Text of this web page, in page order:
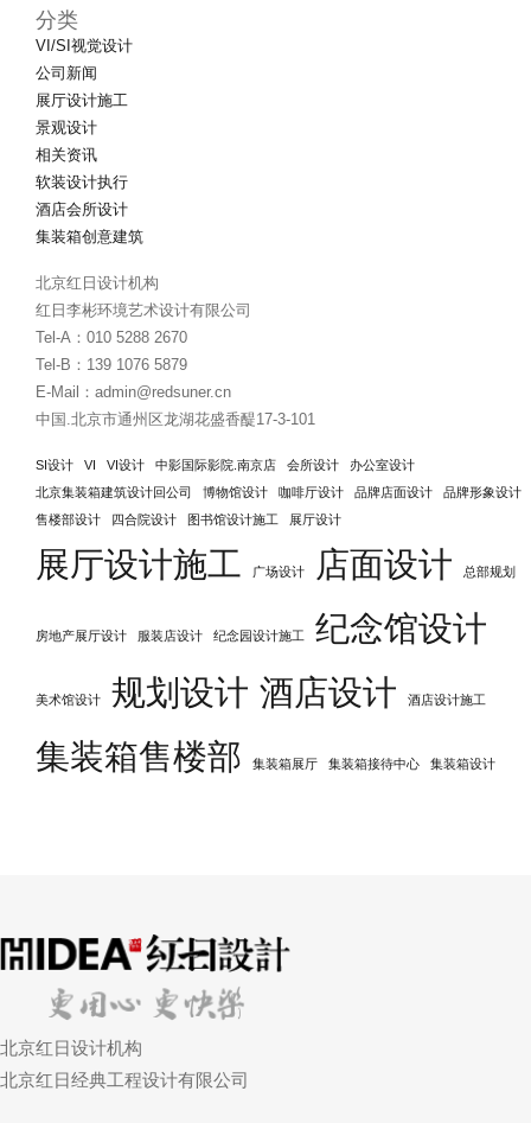
分类
VI/SI视觉设计
公司新闻
展厅设计施工
景观设计
相关资讯
软装设计执行
酒店会所设计
集装箱创意建筑
北京红日设计机构
红日李彬环境艺术设计有限公司
Tel-A：010 5288 2670
Tel-B：139 1076 5879
E-Mail：admin@redsuner.cn
中国.北京市通州区龙湖花盛香醍17-3-101
SI设计 VI VI设计 中影国际影院.南京店 会所设计
办公室设计
北京集装箱建筑设计回公司
博物馆设计 咖啡厅设计 品牌店面设计
品牌形象设计
售楼部设计
四合院设计 图书馆设计施工 展厅设计
展厅设计施工 广场设计 店面设计 总部规划
房地产展厅设计 服装店设计 纪念园设计施工 纪念馆设计
美术馆设计 规划设计 酒店设计 酒店设计施工
集装箱售楼部 集装箱展厅 集装箱接待中心 集装箱设计
北京红日设计机构
北京红日经典工程设计有限公司